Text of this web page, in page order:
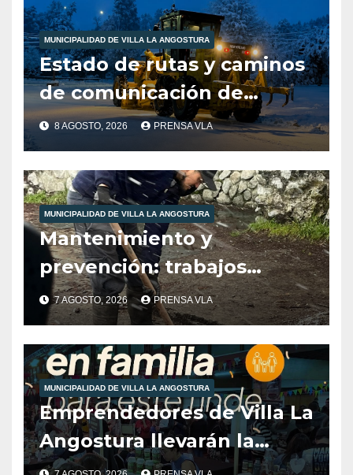
MUNICIPALIDAD DE VILLA LA ANGOSTURA
Estado de rutas y caminos
de comunicación de
nuestra localidad
8 AGOSTO, 2026 PRENSA VLA
MUNICIPALIDAD DE VILLA LA ANGOSTURA
Mantenimiento y
prevención: trabajos
municipales ante las
condiciones climáticas.
7 AGOSTO, 2026 PRENSA VLA
MUNICIPALIDAD DE VILLA LA ANGOSTURA
Emprendedores de Villa La
Angostura llevarán la
producción local a Tienda